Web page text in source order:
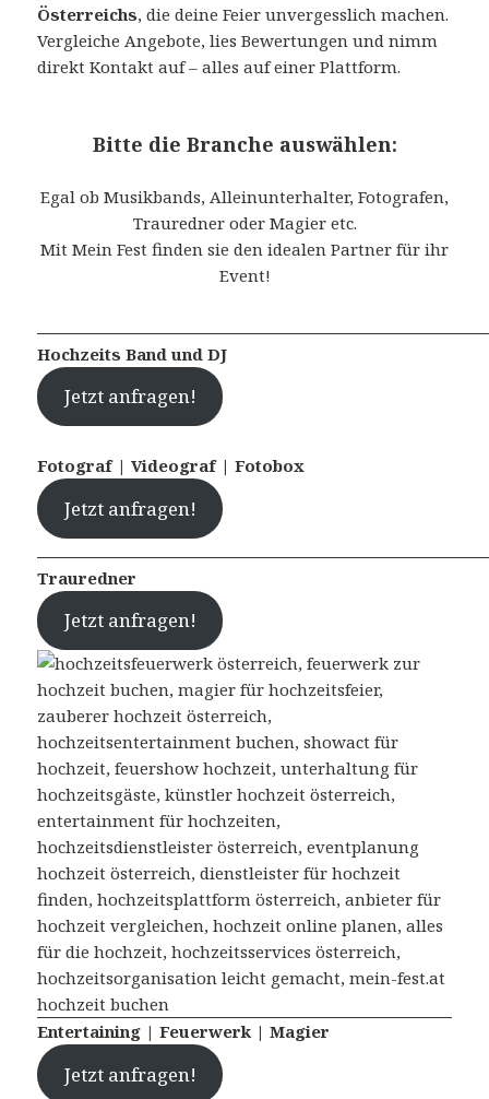
Österreichs, die deine Feier unvergesslich machen.
Vergleiche Angebote, lies Bewertungen und nimm
direkt Kontakt auf – alles auf einer Plattform.
Bitte die Branche auswählen:
Egal ob Musikbands, Alleinunterhalter, Fotografen,
Trauredner oder Magier etc.
Mit Mein Fest finden sie den idealen Partner für ihr
Event!
Hochzeits Band und DJ
Jetzt anfragen!
Fotograf | Videograf | Fotobox
Jetzt anfragen!
Trauredner
Jetzt anfragen!
Entertaining | Feuerwerk | Magier
Jetzt anfragen!